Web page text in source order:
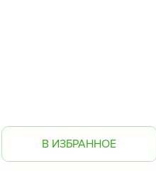
В ИЗБРАННОЕ